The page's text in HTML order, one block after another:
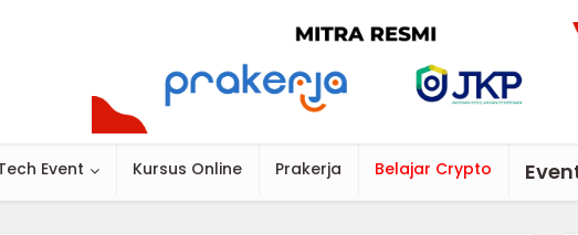
Event Kursus Online Prakerja Belajar Crypto